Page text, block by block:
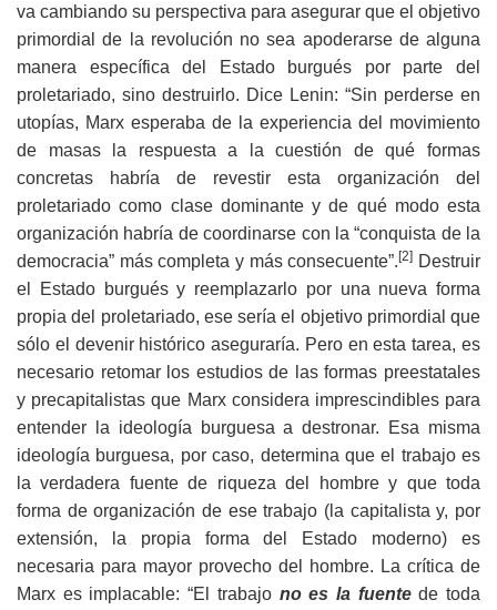
va cambiando su perspectiva para asegurar que el objetivo
primordial de la revolución no sea apoderarse de alguna
manera específica del Estado burgués por parte del
proletariado, sino destruirlo. Dice Lenin: “Sin perderse en
utopías, Marx esperaba de la experiencia del movimiento
de masas la respuesta a la cuestión de qué formas
concretas habría de revestir esta organización del
proletariado como clase dominante y de qué modo esta
organización habría de coordinarse con la “conquista de la
democracia” más completa y más consecuente”.[2] Destruir
el Estado burgués y reemplazarlo por una nueva forma
propia del proletariado, ese sería el objetivo primordial que
sólo el devenir histórico aseguraría. Pero en esta tarea, es
necesario retomar los estudios de las formas preestatales
y precapitalistas que Marx considera imprescindibles para
entender la ideología burguesa a destronar. Esa misma
ideología burguesa, por caso, determina que el trabajo es
la verdadera fuente de riqueza del hombre y que toda
forma de organización de ese trabajo (la capitalista y, por
extensión, la propia forma del Estado moderno) es
necesaria para mayor provecho del hombre. La crítica de
Marx es implacable: “El trabajo no es la fuentede toda